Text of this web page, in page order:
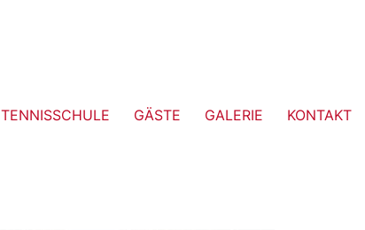
TENNISSCHULE GÄSTE GALERIE KONTAKT